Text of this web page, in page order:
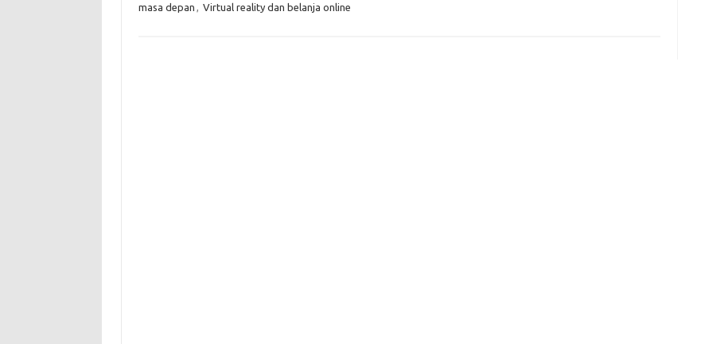
masa depan , Virtual reality dan belanja online